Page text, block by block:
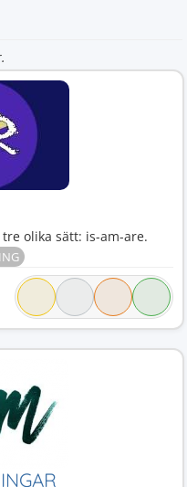
olika sätt: is-am-are.